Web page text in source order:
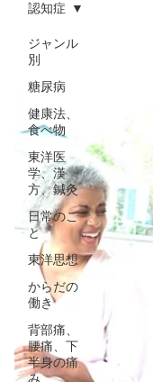
ジャンル
別
糖尿病
健康法、
食べ物
東洋医
学、漢
方、鍼灸
日常のこ
と
東洋思想
からだの
働き
背部痛、
腰痛、下
半身の痛
み
認知症